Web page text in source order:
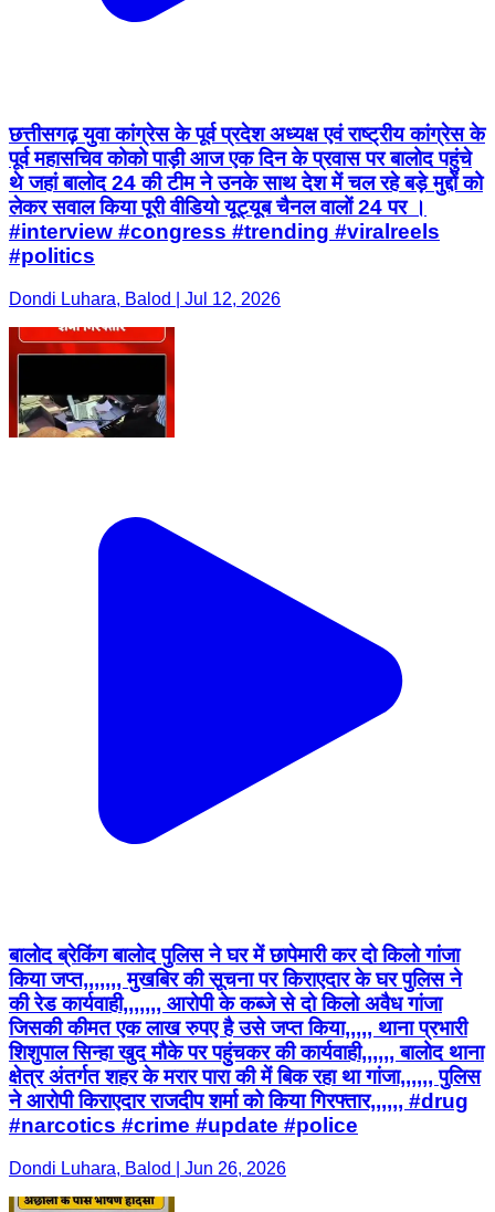
छत्तीसगढ़ युवा कांग्रेस के पूर्व प्रदेश अध्यक्ष एवं राष्ट्रीय कांग्रेस के
पूर्व महासचिव कोको पाड़ी आज एक दिन के प्रवास पर बालोद पहुंचे
थे जहां बालोद 24 की टीम ने उनके साथ देश में चल रहे बड़े मुद्दों को
लेकर सवाल किया पूरी वीडियो यूट्यूब चैनल वालों 24 पर ।
#interview #congress #trending #viralreels
#politics
Dondi Luhara, Balod | Jul 12, 2026
बालोद ब्रेकिंग बालोद पुलिस ने घर में छापेमारी कर दो किलो गांजा
किया जप्त,,,,,,, मुखबिर की सूचना पर किराएदार के घर पुलिस ने
की रेड कार्यवाही,,,,,,, आरोपी के कब्जे से दो किलो अवैध गांजा
जिसकी कीमत एक लाख रुपए है उसे जप्त किया,,,,, थाना प्रभारी
शिशुपाल सिन्हा खुद मौके पर पहुंचकर की कार्यवाही,,,,,, बालोद थाना
क्षेत्र अंतर्गत शहर के मरार पारा की में बिक रहा था गांजा,,,,,, पुलिस
ने आरोपी किराएदार राजदीप शर्मा को किया गिरफ्तार,,,,,, #drug
#narcotics #crime #update #police
Dondi Luhara, Balod | Jun 26, 2026